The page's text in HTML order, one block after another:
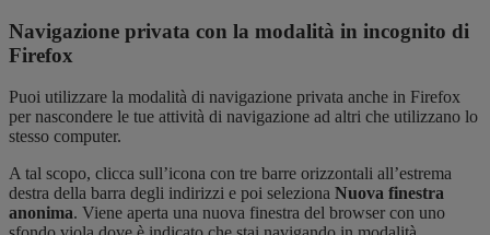
Navigazione privata con la modalità in incognito di
Firefox
Puoi utilizzare la modalità di navigazione privata anche in Firefox
per nascondere le tue attività di navigazione ad altri che utilizzano lo
stesso computer.
A tal scopo, clicca sull’icona con tre barre orizzontali all’estrema
destra della barra degli indirizzi e poi seleziona Nuova finestra
anonima. Viene aperta una nuova finestra del browser con uno